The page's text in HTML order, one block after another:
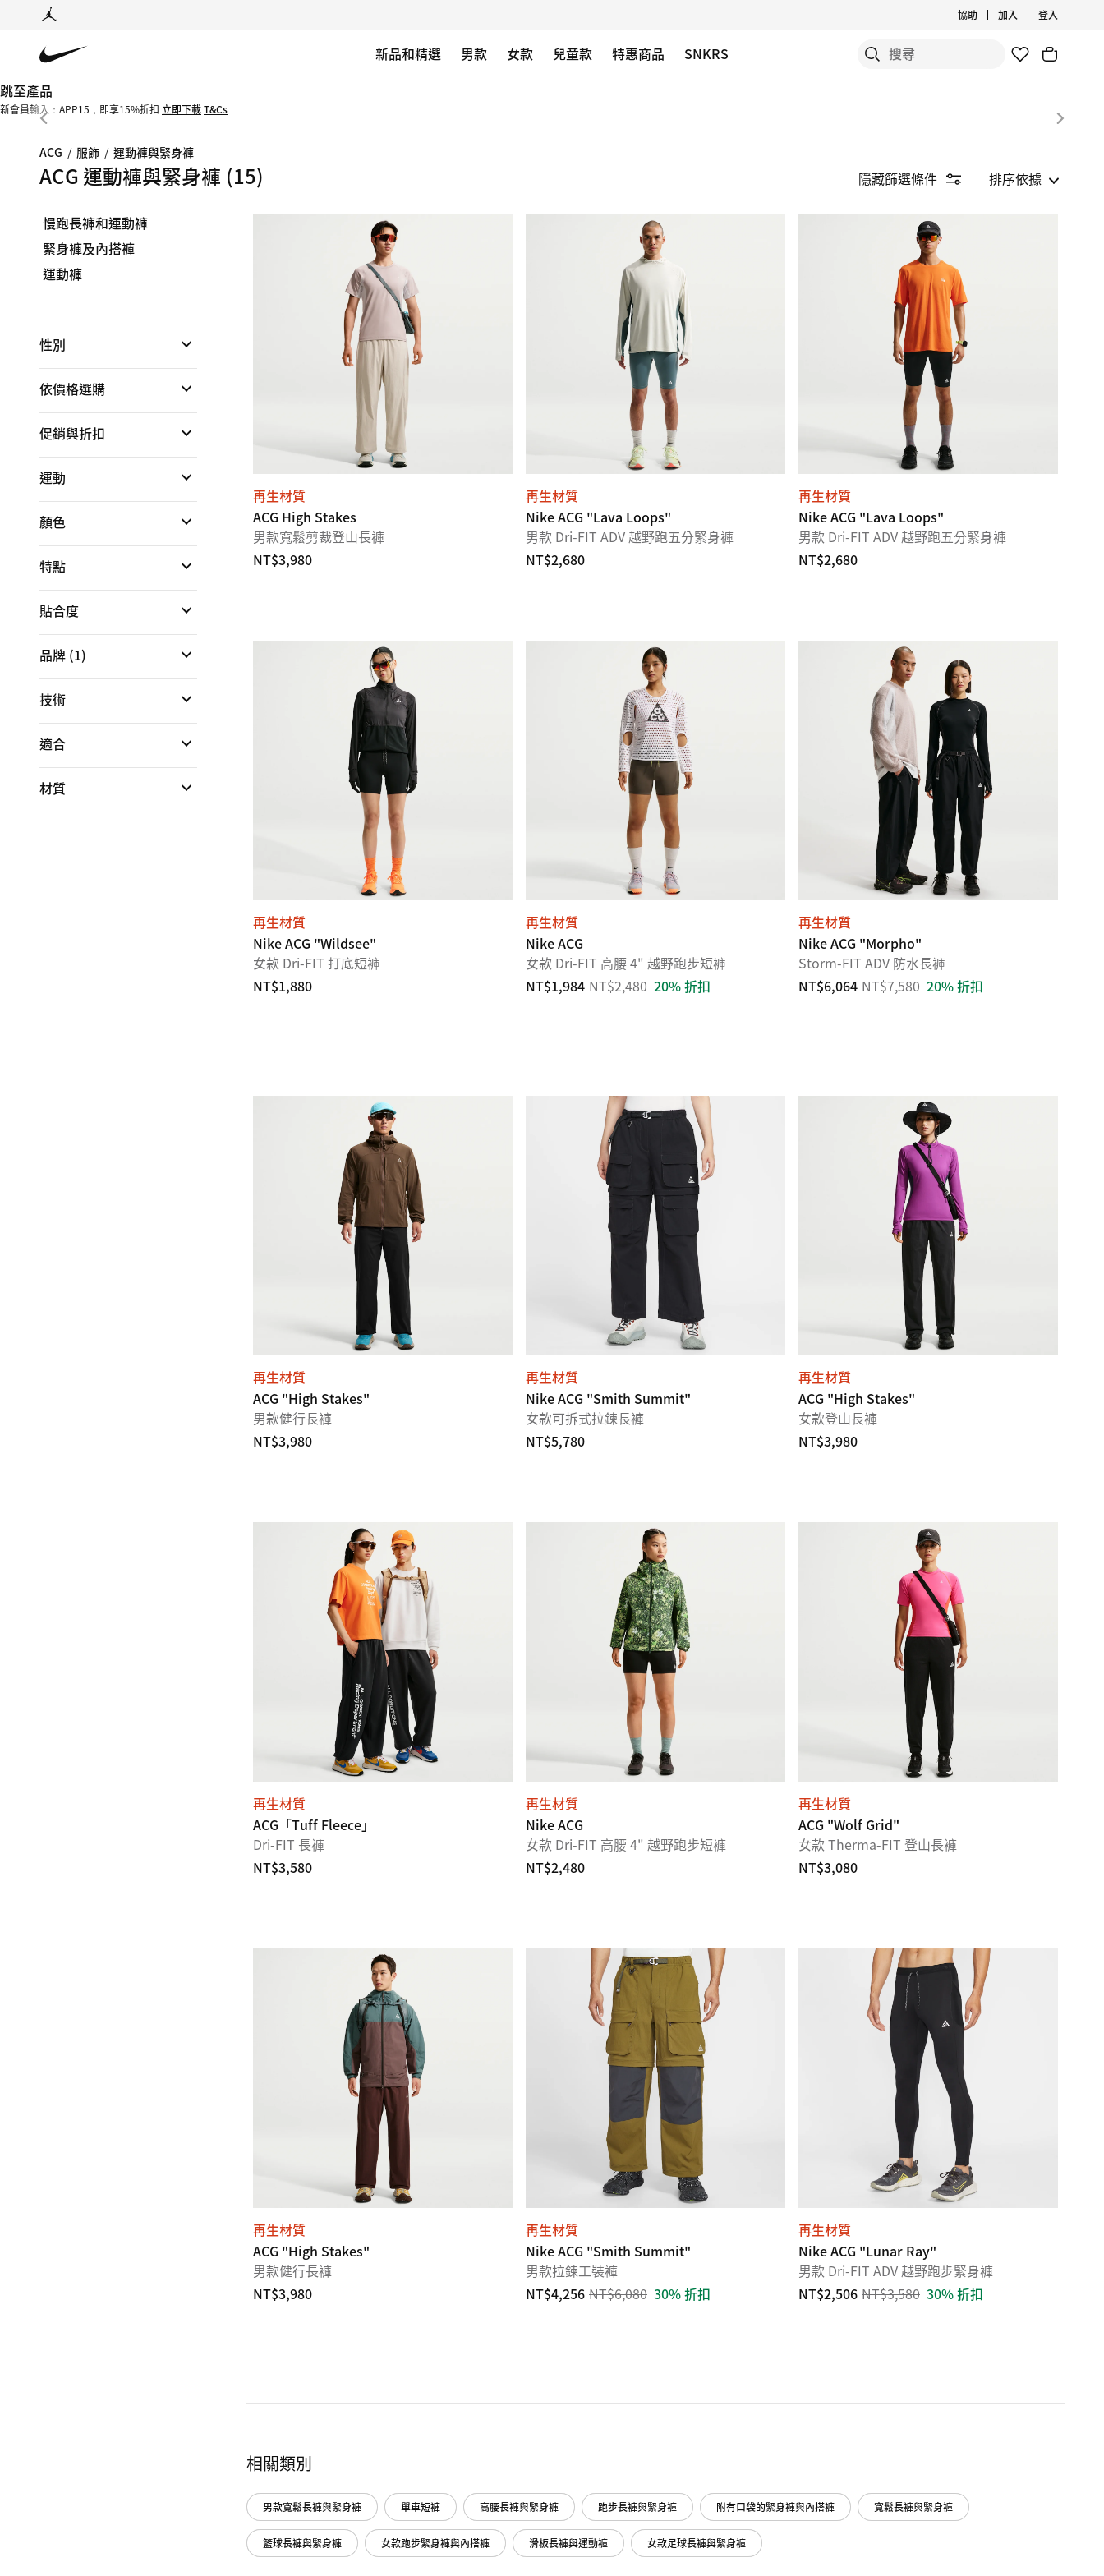
協助 加入 登入
新品和精選 男款 女款 兒童款 特惠商品
SNKRS
跳至產品
新會員輸入：APP15，即享15%折扣 立即下載T&Cs
ACG / 服飾 / 運動褲與緊身褲
ACG 運動褲與緊身褲 (15) 隱藏篩選條件 排序依據
慢跑長褲和運動褲
緊身褲及內搭褲
運動褲
性別
依價格選購
促銷與折扣
運動
顏色
特點
貼合度
品牌 (1)
技術
適合
材質
再生材質
ACG High Stakes
男款寬鬆剪裁登山長褲
NT$3,980
再生材質
Nike ACG "Lava Loops"
男款 Dri-FIT ADV 越野跑五分緊身褲
NT$2,680
再生材質
Nike ACG "Lava Loops"
男款 Dri-FIT ADV 越野跑五分緊身褲
NT$2,680
再生材質
Nike ACG "Wildsee"
女款 Dri-FIT 打底短褲
NT$1,880
再生材質
Nike ACG
女款 Dri-FIT 高腰 4" 越野跑步短褲
NT$1,984 NT$2,480 20% 折扣
再生材質
Nike ACG "Morpho"
Storm-FIT ADV 防水長褲
NT$6,064 NT$7,580 20% 折扣
再生材質
ACG "High Stakes"
男款健行長褲
NT$3,980
再生材質
Nike ACG "Smith Summit"
女款可拆式拉鍊長褲
NT$5,780
再生材質
ACG "High Stakes"
女款登山長褲
NT$3,980
再生材質
ACG「Tuff Fleece」
Dri-FIT 長褲
NT$3,580
再生材質
Nike ACG
女款 Dri-FIT 高腰 4" 越野跑步短褲
NT$2,480
再生材質
ACG "Wolf Grid"
女款 Therma-FIT 登山長褲
NT$3,080
再生材質
ACG "High Stakes"
男款健行長褲
NT$3,980
再生材質
Nike ACG "Smith Summit"
男款拉鍊工裝褲
NT$4,256 NT$6,080 30% 折扣
再生材質
Nike ACG "Lunar Ray"
男款 Dri-FIT ADV 越野跑步緊身褲
NT$2,506 NT$3,580 30% 折扣
相關類別
男款寬鬆長褲與緊身褲 單車短褲 高腰長褲與緊身褲 跑步長褲與緊身褲 附有口袋的緊身褲與內搭褲 寬鬆長褲與緊身褲
籃球長褲與緊身褲 女款跑步緊身褲與內搭褲 滑板長褲與運動褲 女款足球長褲與緊身褲